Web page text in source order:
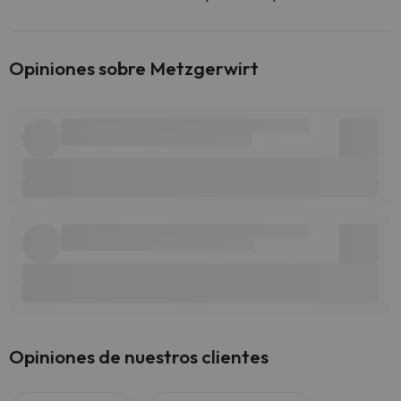
Opiniones sobre Metzgerwirt
Opiniones de nuestros clientes